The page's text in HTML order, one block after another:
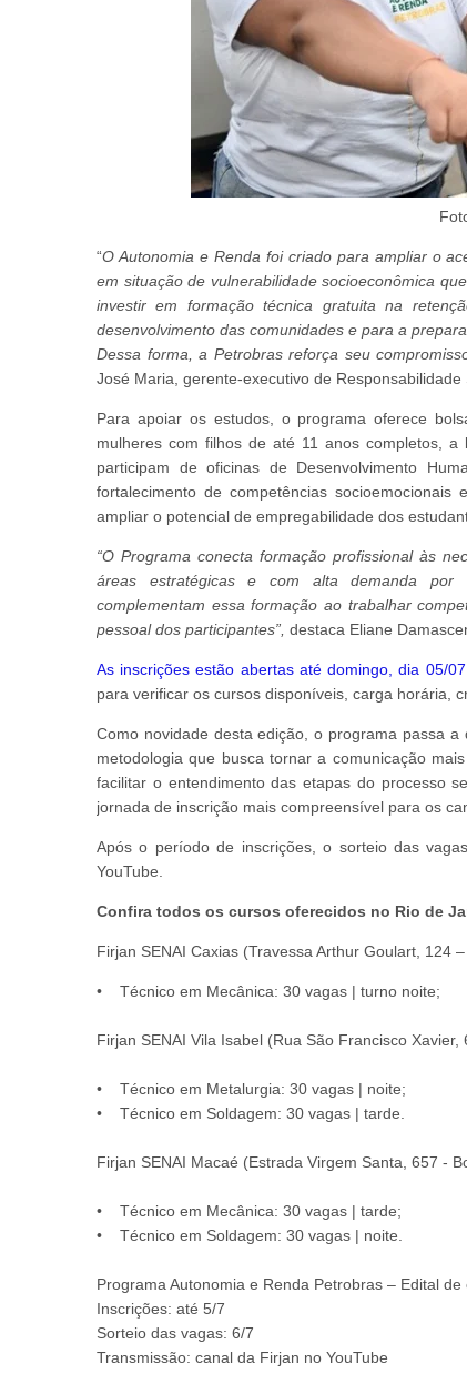
“O Autonomia e Renda foi criado para ampliar o
em situação de vulnerabilidade socioeconômica
investir em formação técnica gratuita na
desenvolvimento das comunidades e para a
Dessa forma, a Petrobras reforça seu
José Maria, gerente-executivo de Responsabilidade
Para apoiar os estudos, o programa oferece
mulheres com filhos de até 11 anos completos,
participam de oficinas de Desenvolvimento
fortalecimento de competências
ampliar o potencial de empregabilidade dos
“O Programa conecta formação profissional às
áreas estratégicas e com alta demanda por
complementam essa formação ao trabalhar
pessoal dos participantes”, destaca Eliane
As inscrições estão abertas até domingo, dia 05/
para verificar os cursos disponíveis, carga horária,
Como novidade desta edição, o programa passa
metodologia que busca tornar a comunicação
facilitar o entendimento das etapas do processo
jornada de inscrição mais compreensível para os
Após o período de inscrições, o sorteio das
YouTube.
Confira todos os cursos oferecidos no Rio de
Firjan SENAI Caxias (Travessa Arthur Goulart, 124
• Técnico em Mecânica: 30 vagas | turno noite;
Firjan SENAI Vila Isabel (Rua São Francisco Xavier,
• Técnico em Metalurgia: 30 vagas | noite;
• Técnico em Soldagem: 30 vagas | tarde.
Firjan SENAI Macaé (Estrada Virgem Santa, 657 -
• Técnico em Mecânica: 30 vagas | tarde;
• Técnico em Soldagem: 30 vagas | noite.
Programa Autonomia e Renda Petrobras – Edital
Inscrições: até 5/7
Sorteio das vagas: 6/7
Transmissão: canal da Firjan no YouTube